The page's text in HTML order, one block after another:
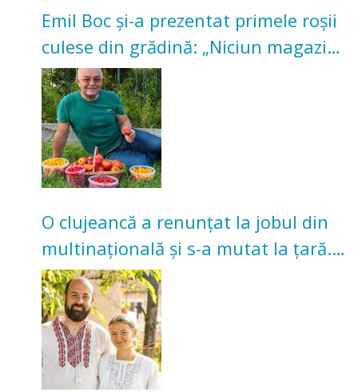
Emil Boc și-a prezentat primele roșii
culese din grădină: „Niciun magazin
nu poate oferi această satisfacție”
O clujeancă a renunțat la jobul din
multinațională și s-a mutat la țară.
Acum cultivă legume în grădina
bunicilor